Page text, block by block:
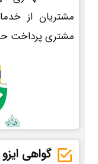
مشتریان از
مشتری پرداخت
گواهی ایزو